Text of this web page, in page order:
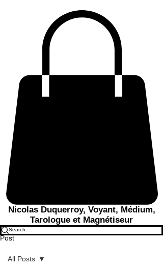
Nicolas Duquerroy, Voyant, Médium,
Tarologue et Magnétiseur
Post
All Posts